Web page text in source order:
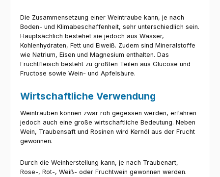
Die Zusammensetzung einer Weintraube kann, je nach
Boden- und Klimabeschaffenheit, sehr unterschiedlich sein.
Hauptsächlich bestehet sie jedoch aus Wasser,
Kohlenhydraten, Fett und Eiweiß. Zudem sind Mineralstoffe
wie Natrium, Eisen und Magnesium enthalten. Das
Fruchtfleisch besteht zu größten Teilen aus Glucose und
Fructose sowie Wein- und Apfelsäure.
Wirtschaftliche Verwendung
Weintrauben können zwar roh gegessen werden, erfahren
jedoch auch eine große wirtschaftliche Bedeutung. Neben
Wein, Traubensaft und Rosinen wird Kernöl aus der Frucht
gewonnen.
Durch die Weinherstellung kann, je nach Traubenart,
Rose-, Rot-, Weiß- oder Fruchtwein gewonnen werden.